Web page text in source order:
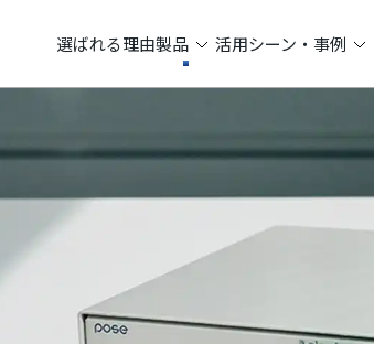
選ばれる理由製品 活用シーン・事例